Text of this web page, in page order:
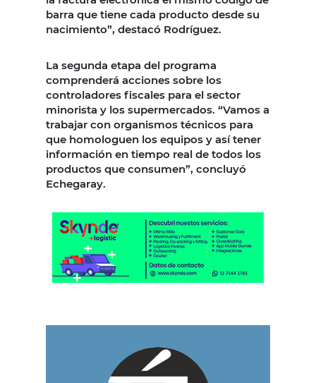
barra que tiene cada producto desde su
nacimiento”, destacó Rodríguez.
La segunda etapa del programa
comprenderá acciones sobre los
controladores fiscales para el sector
minorista y los supermercados. “Vamos a
trabajar con organismos técnicos para
que homologuen los equipos y así tener
información en tiempo real de todos los
productos que consumen”, concluyó
Echegaray.